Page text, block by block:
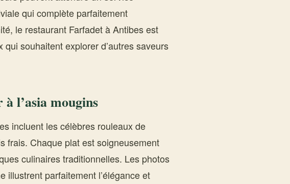
qui complète parfaitement
le restaurant Farfadet à Antibes est
souhaitent explorer d’autres saveurs
l’asia mougins
incluent les célèbres rouleaux de
frais. Chaque plat est soigneusement
culinaires traditionnelles. Les photos
illustrent parfaitement l’élégance et